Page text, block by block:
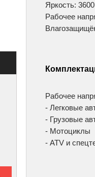
Яркость:
Рабочее
Рабочее
- Легковые
- Грузовые
- Мотоциклы
- ATV и